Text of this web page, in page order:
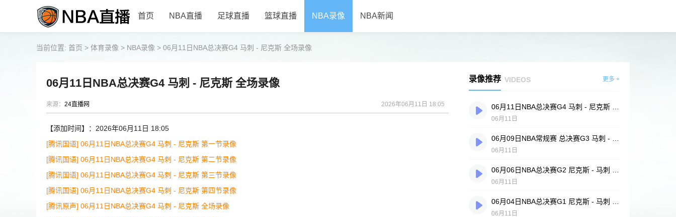
首页 NBA直播 足球直播 篮球直播 NBA录像 NBA新闻
当前位置: 首页 > 体育录像 > NBA录像 > 06月11日NBA总决赛G4 马刺 - 尼克斯 全场录像
06月11日NBA总决赛G4 马刺 - 尼克斯 全场录像
来源： 24直播网 2026年06月11日 18:05
【添加时间】：2026年06月11日 18:05
[腾讯国语] 06月11日NBA总决赛G4 马刺 - 尼克斯 第一节录像
[腾讯国语] 06月11日NBA总决赛G4 马刺 - 尼克斯 第二节录像
[腾讯国语] 06月11日NBA总决赛G4 马刺 - 尼克斯 第三节录像
[腾讯国语] 06月11日NBA总决赛G4 马刺 - 尼克斯 第四节录像
[腾讯原声] 06月11日NBA总决赛G4 马刺 - 尼克斯 全场录像
录像推荐 VIDEOS 更多 +
06月11日
06月11日
06月11日
06月11日